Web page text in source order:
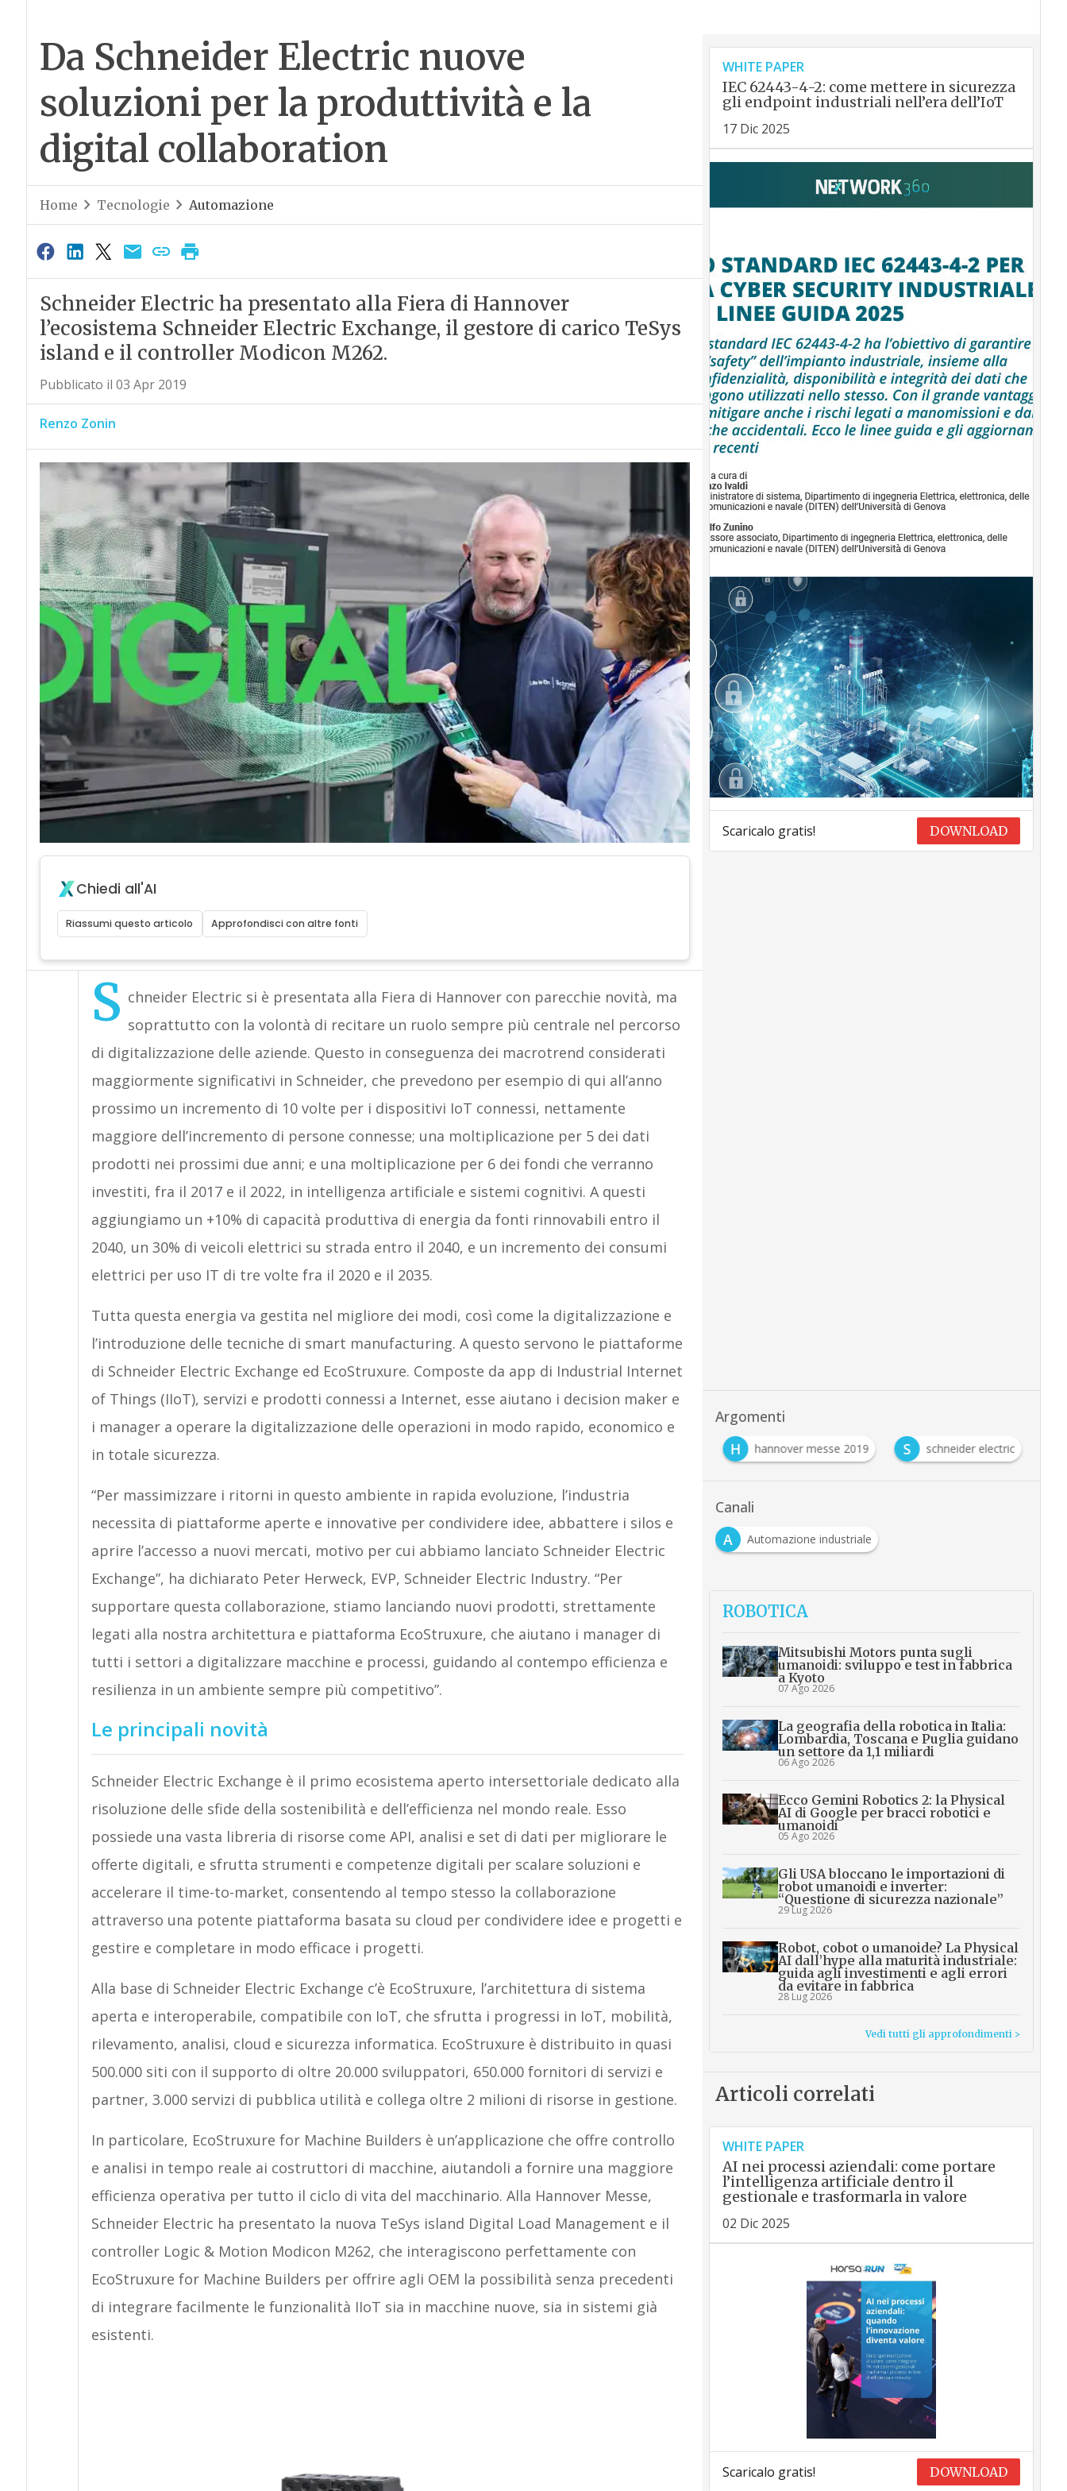
Da Schneider Electric nuove
soluzioni per la produttività e la
digital collaboration
Home Tecnologie Automazione
Schneider Electric ha presentato alla Fiera di Hannover
l’ecosistema Schneider Electric Exchange, il gestore di carico TeSys
island e il controller Modicon M262.
Pubblicato il 03 Apr 2019
Renzo Zonin
Chiedi all'AI
Riassumi questo articolo Approfondisci con altre fonti
S chneider Electric si è presentata alla Fiera di Hannover con parecchie novità, ma
soprattutto con la volontà di recitare un ruolo sempre più centrale nel percorso
di digitalizzazione delle aziende. Questo in conseguenza dei macrotrend considerati
maggiormente significativi in Schneider, che prevedono per esempio di qui all’anno
prossimo un incremento di 10 volte per i dispositivi IoT connessi, nettamente
maggiore dell’incremento di persone connesse; una moltiplicazione per 5 dei dati
prodotti nei prossimi due anni; e una moltiplicazione per 6 dei fondi che verranno
investiti, fra il 2017 e il 2022, in intelligenza artificiale e sistemi cognitivi. A questi
aggiungiamo un +10% di capacità produttiva di energia da fonti rinnovabili entro il
2040, un 30% di veicoli elettrici su strada entro il 2040, e un incremento dei consumi
elettrici per uso IT di tre volte fra il 2020 e il 2035.
Tutta questa energia va gestita nel migliore dei modi, così come la digitalizzazione e
l’introduzione delle tecniche di smart manufacturing. A questo servono le piattaforme
di Schneider Electric Exchange ed EcoStruxure. Composte da app di Industrial Internet
of Things (IIoT), servizi e prodotti connessi a Internet, esse aiutano i decision maker e
i manager a operare la digitalizzazione delle operazioni in modo rapido, economico e
in totale sicurezza.
“Per massimizzare i ritorni in questo ambiente in rapida evoluzione, l’industria
necessita di piattaforme aperte e innovative per condividere idee, abbattere i silos e
aprire l’accesso a nuovi mercati, motivo per cui abbiamo lanciato Schneider Electric
Exchange”, ha dichiarato Peter Herweck, EVP, Schneider Electric Industry. “Per
supportare questa collaborazione, stiamo lanciando nuovi prodotti, strettamente
legati alla nostra architettura e piattaforma EcoStruxure, che aiutano i manager di
tutti i settori a digitalizzare macchine e processi, guidando al contempo efficienza e
resilienza in un ambiente sempre più competitivo”.
Le principali novità
Schneider Electric Exchange è il primo ecosistema aperto intersettoriale dedicato alla
risoluzione delle sfide della sostenibilità e dell’efficienza nel mondo reale. Esso
possiede una vasta libreria di risorse come API, analisi e set di dati per migliorare le
offerte digitali, e sfrutta strumenti e competenze digitali per scalare soluzioni e
accelerare il time-to-market, consentendo al tempo stesso la collaborazione
attraverso una potente piattaforma basata su cloud per condividere idee e progetti e
gestire e completare in modo efficace i progetti.
Alla base di Schneider Electric Exchange c’è EcoStruxure, l’architettura di sistema
aperta e interoperabile, compatibile con IoT, che sfrutta i progressi in IoT, mobilità,
rilevamento, analisi, cloud e sicurezza informatica. EcoStruxure è distribuito in quasi
500.000 siti con il supporto di oltre 20.000 sviluppatori, 650.000 fornitori di servizi e
partner, 3.000 servizi di pubblica utilità e collega oltre 2 milioni di risorse in gestione.
In particolare, EcoStruxure for Machine Builders è un’applicazione che offre controllo
e analisi in tempo reale ai costruttori di macchine, aiutandoli a fornire una maggiore
efficienza operativa per tutto il ciclo di vita del macchinario. Alla Hannover Messe,
Schneider Electric ha presentato la nuova TeSys island Digital Load Management e il
controller Logic & Motion Modicon M262, che interagiscono perfettamente con
EcoStruxure for Machine Builders per offrire agli OEM la possibilità senza precedenti
di integrare facilmente le funzionalità IIoT sia in macchine nuove, sia in sistemi già
esistenti.
WHITE PAPER
IEC 62443-4-2: come mettere in sicurezza
gli endpoint industriali nell’era dell’IoT
17 Dic 2025
Scaricalo gratis! DOWNLOAD
Argomenti
H hannover messe 2019 S schneider electric
Canali
A
Automazione industriale
ROBOTICA
Mitsubishi Motors punta sugli
umanoidi: sviluppo e test in fabbrica
a Kyoto
07 Ago 2026
La geografia della robotica in Italia:
Lombardia, Toscana e Puglia guidano
un settore da 1,1 miliardi
06 Ago 2026
Ecco Gemini Robotics 2: la Physical
AI di Google per bracci robotici e
umanoidi
05 Ago 2026
Gli USA bloccano le importazioni di
robot umanoidi e inverter:
“Questione di sicurezza nazionale”
29 Lug 2026
Robot, cobot o umanoide? La Physical
AI dall’hype alla maturità industriale:
guida agli investimenti e agli errori
da evitare in fabbrica
28 Lug 2026
Vedi tutti gli approfondimenti >
Articoli correlati
WHITE PAPER
AI nei processi aziendali: come portare
l’intelligenza artificiale dentro il
gestionale e trasformarla in valore
02 Dic 2025
Scaricalo gratis! DOWNLOAD